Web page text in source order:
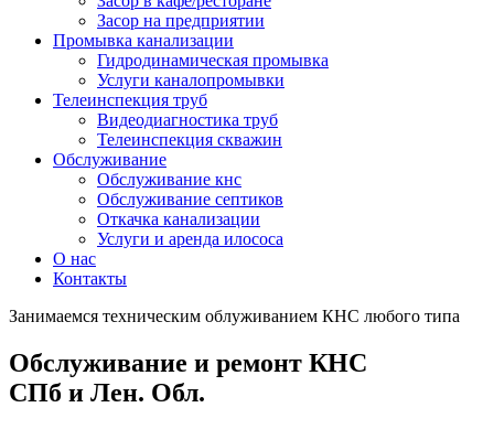
Засор на предприятии
Промывка канализации
Гидродинамическая промывка
Услуги каналопромывки
Телеинспекция труб
Видеодиагностика труб
Телеинспекция скважин
Обслуживание
Обслуживание кнс
Обслуживание септиков
Откачка канализации
Услуги и аренда илососа
О нас
Контакты
Занимаемся техническим облуживанием КНС любого типа
Обслуживание и ремонт КНС
СПб и Лен. Обл.